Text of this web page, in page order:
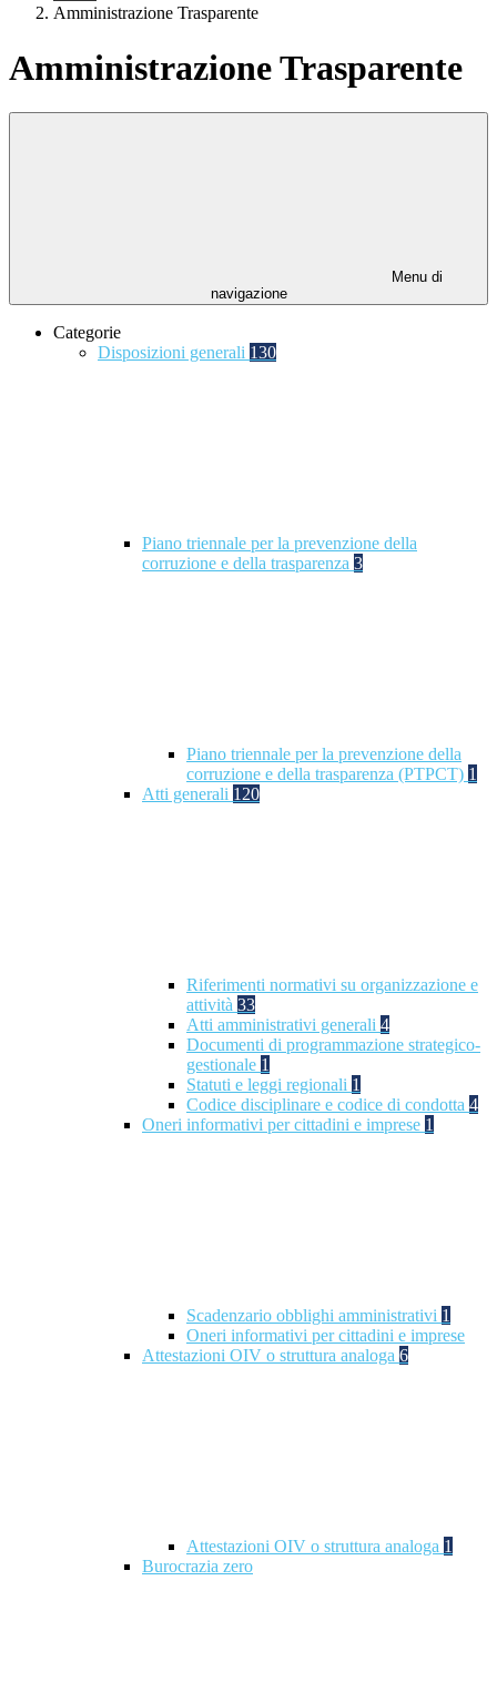
Amministrazione Trasparente
Amministrazione Trasparente
Menu di
navigazione
Categorie
Disposizioni generali 130
Piano triennale per la prevenzione della
corruzione e della trasparenza 3
Piano triennale per la prevenzione della
corruzione e della trasparenza (PTPCT) 1
Atti generali 120
Riferimenti normativi su organizzazione e
attività 33
Atti amministrativi generali 4
Documenti di programmazione strategico-
gestionale 1
Statuti e leggi regionali 1
Codice disciplinare e codice di condotta 4
Oneri informativi per cittadini e imprese 1
Scadenzario obblighi amministrativi 1
Oneri informativi per cittadini e imprese
Attestazioni OIV o struttura analoga 6
Attestazioni OIV o struttura analoga 1
Burocrazia zero